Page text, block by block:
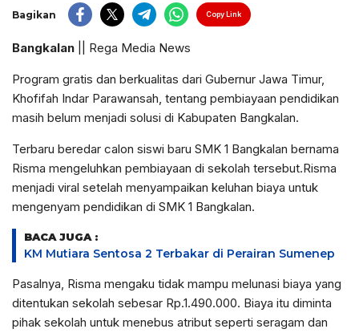
Bagikan Copy Link
Bangkalan || Rega Media News
Program gratis dan berkualitas dari Gubernur Jawa Timur,
Khofifah Indar Parawansah, tentang pembiayaan pendidikan
masih belum menjadi solusi di Kabupaten Bangkalan.
Terbaru beredar calon siswi baru SMK 1 Bangkalan bernama
Risma mengeluhkan pembiayaan di sekolah tersebut.Risma
menjadi viral setelah menyampaikan keluhan biaya untuk
mengenyam pendidikan di SMK 1 Bangkalan.
BACA JUGA :
KM Mutiara Sentosa 2 Terbakar di Perairan Sumenep
Pasalnya, Risma mengaku tidak mampu melunasi biaya yang
ditentukan sekolah sebesar Rp.1.490.000. Biaya itu diminta
pihak sekolah untuk menebus atribut seperti seragam dan